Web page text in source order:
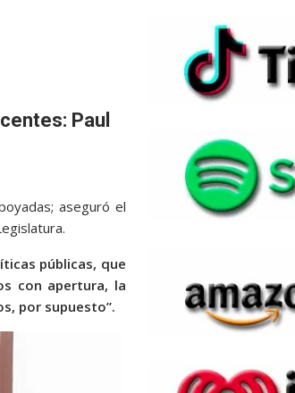
Paul
aseguró el
públicas, que
con apertura, la
por supuesto”.